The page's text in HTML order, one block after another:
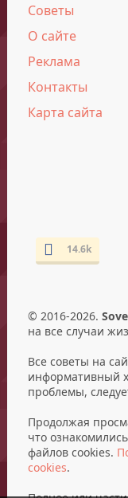
Советы
О сайте
Реклама
Контакты
Карта сайта
14.6k
© 2016-2026.
на все случаи
Все советы на
информативный
проблемы,
Продолжая
что
файлов cookies.
cookies.